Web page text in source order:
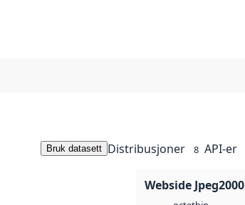
Bruk datasett Distribusjoner 8 API-er
Webside Jpeg2000